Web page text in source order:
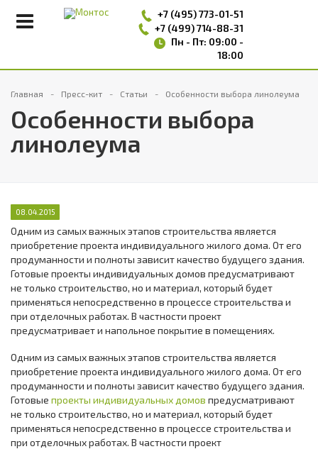
+7 (495)773-01-51
+7 (499) 714-88-31
Пн - Пт: 09:00 -
18:00
Главная Пресс-кит Статьи Особенности выбора линолеума
Особенности выбора
линолеума
08.04.2015
Одним из самых важных этапов строительства является
приобретение проекта индивидуального жилого дома. От его
продуманности и полноты зависит качество будущего здания.
Готовые проекты индивидуальных домов предусматривают
не только строительство, но и материал, который будет
применяться непосредственно в процессе строительства и
при отделочных работах. В частности проект
предусматривает и напольное покрытие в помещениях.
Одним из самых важных этапов строительства является
приобретение проекта индивидуального жилого дома. От его
продуманности и полноты зависит качество будущего здания.
Готовые проекты индивидуальных домов предусматривают
не только строительство, но и материал, который будет
применяться непосредственно в процессе строительства и
при отделочных работах. В частности проект